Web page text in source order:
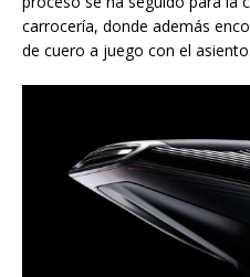
carrocería, donde además
de cuero a juego con el asiento.